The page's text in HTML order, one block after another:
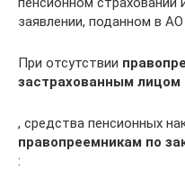
заявлении, поданном в
При отсутствии
застрахованным лицом
, средства пенсионных
правопреемникам по
: